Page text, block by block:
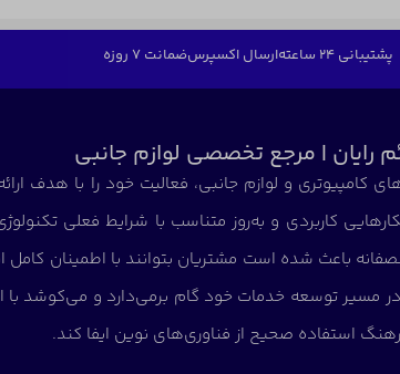
پشتیبانی 24 ساعته ارسال اکسپرسضمانت 7 روزه
رایان | مرجع تخصصی لوازم جانبی
و لوازم جانبی، فعالیت خود را با هدف
کاربردی و به‌روز متناسب با شرایط فعلی
باعث شده است مشتریان بتوانند با اطمینان کامل
توسعه خدمات خود گام برمی‌دارد و می‌کوشد با
استفاده صحیح از فناوری‌های نوین ایفا کند.